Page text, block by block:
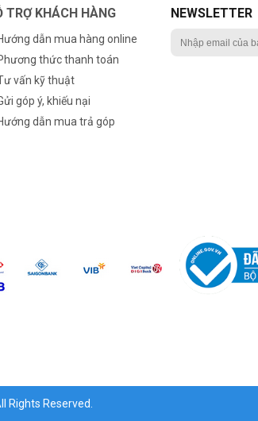
TRỢ KHÁCH HÀNG
dẫn mua hàng online
thức thanh toán
vấn kỹ thuật
góp ý, khiếu nại
dẫn mua trả góp
NEWSLETTER
Rights Reserved.